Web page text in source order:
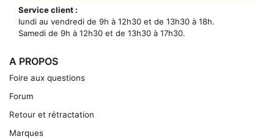
Service client :
lundi au vendredi de 9h à 12h30 et de 13h30 à 18h.
Samedi de 9h à 12h30 et de 13h30 à 17h30.
A PROPOS
Foire aux questions
Forum
Retour et rétractation
Marques